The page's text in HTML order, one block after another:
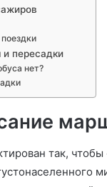
пересадки
нет?
так,